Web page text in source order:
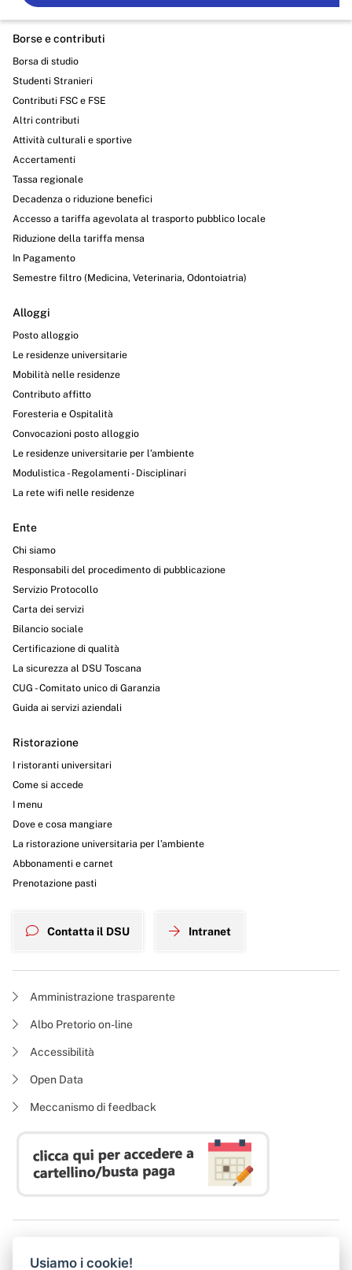
Borse e contributi
Borsa di studio
Studenti Stranieri
Contributi FSC e FSE
Altri contributi
Attività culturali e sportive
Accertamenti
Tassa regionale
Decadenza o riduzione benefici
Accesso a tariffa agevolata al trasporto pubblico locale
Riduzione della tariffa mensa
In Pagamento
Semestre filtro (Medicina, Veterinaria, Odontoiatria)
Alloggi
Posto alloggio
Le residenze universitarie
Mobilità nelle residenze
Contributo affitto
Foresteria e Ospitalità
Convocazioni posto alloggio
Le residenze universitarie per l’ambiente
Modulistica - Regolamenti - Disciplinari
La rete wifi nelle residenze
Ente
Chi siamo
Responsabili del procedimento di pubblicazione
Servizio Protocollo
Carta dei servizi
Bilancio sociale
Certificazione di qualità
La sicurezza al DSU Toscana
CUG - Comitato unico di Garanzia
Guida ai servizi aziendali
Ristorazione
I ristoranti universitari
Come si accede
I menu
Dove e cosa mangiare
La ristorazione universitaria per l’ambiente
Abbonamenti e carnet
Prenotazione pasti
Contatta il DSU Intranet
Amministrazione trasparente
Albo Pretorio on-line
Accessibilità
Open Data
Meccanismo di feedback
P. I. 05913670484 | C. F. 94164020482
Usiamo i cookie!